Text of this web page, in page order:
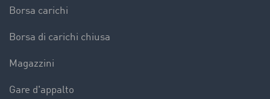
Borsa carichi
Borsa di carichi chiusa
Magazzini
Gare d'appalto